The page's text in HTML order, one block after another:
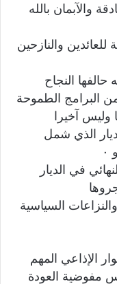
والآبمان بالله
والنازحين
النجاح
البرامج الطموحة
وليس آخيرا
الذي شمل
في الديار
السياسية
الإذاعي المهم
مفوضية العودة